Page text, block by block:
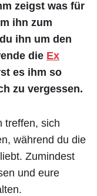
zeigst was für
ihn zum
ihn um den
die Ex
es ihm so
zu vergessen.
treffen, sich
während du die
Zumindest
und eure